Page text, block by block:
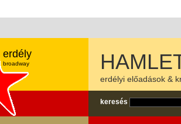
erdély
broadway
erdélyi előadások &
keresés